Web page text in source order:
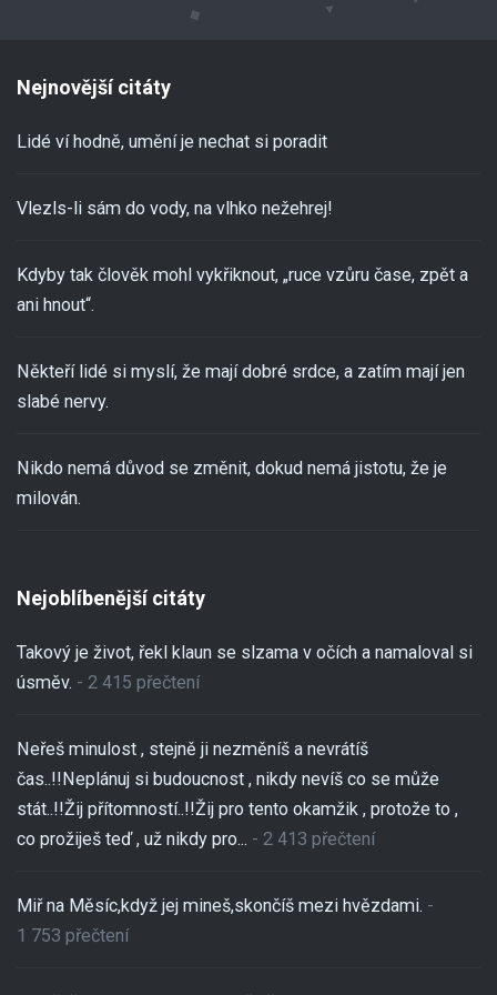
Nejnovější citáty
Lidé ví hodně, umění je nechat si poradit
Vlezls-li sám do vody, na vlhko nežehrej!
Kdyby tak člověk mohl vykřiknout, „ruce vzůru čase, zpět a
ani hnout“.
Někteří lidé si myslí, že mají dobré srdce, a zatím mají jen
slabé nervy.
Nikdo nemá důvod se změnit, dokud nemá jistotu, že je
milován.
Nejoblíbenější citáty
Takový je život, řekl klaun se slzama v očích a namaloval si
úsměv. - 2 415 přečtení
Neřeš minulost , stejně ji nezměníš a nevrátíš
čas..!!Neplánuj si budoucnost , nikdy nevíš co se může
stát..!!Žij přítomností..!!Žij pro tento okamžik , protože to ,
co prožiješ teď , už nikdy pro... - 2 413 přečtení
Miř na Měsíc,když jej mineš,skončíš mezi hvězdami. -
1 753 přečtení